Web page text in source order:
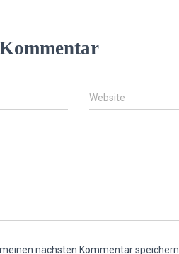
Website
nächsten Kommentar speichern.